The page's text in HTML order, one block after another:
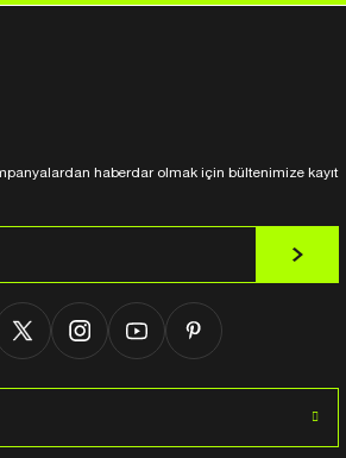
haberdar olmak için bültenimize kayıt